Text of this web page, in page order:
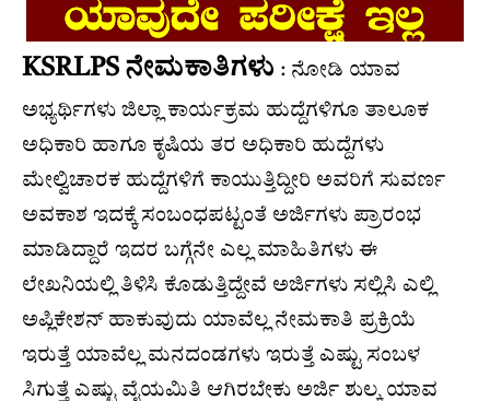
KSRLPS ನೇಮಕಾತಿಗಳು : ನೋಡಿ ಯಾವ
ಅಭ್ಯರ್ಥಿಗಳು ಜಿಲ್ಲಾ ಕಾರ್ಯಕ್ರಮ ಹುದ್ದೆಗಳಿಗೂ ತಾಲೂಕ
ಅಧಿಕಾರಿ ಹಾಗೂ ಕೃಷಿಯ ತರ ಅಧಿಕಾರಿ ಹುದ್ದೆಗಳು
ಮೇಲ್ವಿಚಾರಕ ಹುದ್ದೆಗಳಿಗೆ ಕಾಯುತ್ತಿದ್ದೀರಿ ಅವರಿಗೆ ಸುವರ್ಣ
ಅವಕಾಶ ಇದಕ್ಕೆ ಸಂಬಂಧಪಟ್ಟಂತೆ ಅರ್ಜಿಗಳು ಪ್ರಾರಂಭ
ಮಾಡಿದ್ದಾರೆ ಇದರ ಬಗ್ಗೆನೇ ಎಲ್ಲ ಮಾಹಿತಿಗಳು ಈ
ಲೇಖನಿಯಲ್ಲಿ ತಿಳಿಸಿ ಕೊಡುತ್ತಿದ್ದೇವೆ ಅರ್ಜಿಗಳು ಸಲ್ಲಿಸಿ ಎಲ್ಲಿ
ಅಪ್ಲಿಕೇಶನ್ ಹಾಕುವುದು ಯಾವೆಲ್ಲ ನೇಮಕಾತಿ ಪ್ರಕ್ರಿಯೆ
ಇರುತ್ತೆ ಯಾವೆಲ್ಲ ಮನದಂಡಗಳು ಇರುತ್ತೆ ಎಷ್ಟು ಸಂಬಳ
ಸಿಗುತ್ತೆ ಎಷ್ಟು ವೈಯಮಿತಿ ಆಗಿರಬೇಕು ಅರ್ಜಿ ಶುಲ್ಕ ಯಾವ